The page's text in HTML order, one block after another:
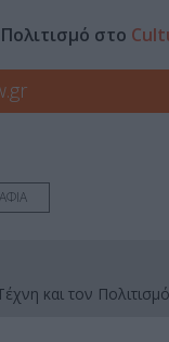
στο
και τον